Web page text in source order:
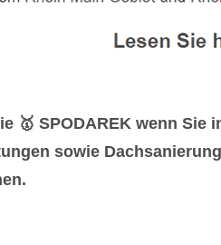
🥇 SPODAREK wenn
sowie